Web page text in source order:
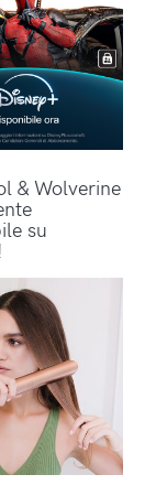
& Wolverine
su